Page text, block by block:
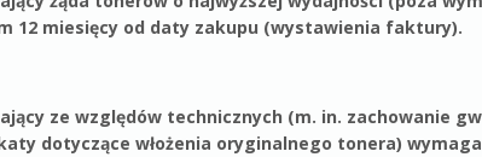
12 miesięcy od daty zakupu (wystawienia faktury).
ze względów technicznych (m. in. zachowanie
dotyczące włożenia oryginalnego tonera)